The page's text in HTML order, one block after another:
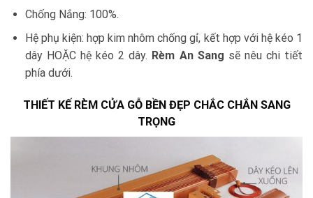
Chống Nắng: 100%.
Hệ phụ kiện: hợp kim nhôm chống gỉ, kết hợp với hệ kéo 1
dây HOẶC hệ kéo 2 dây. Rèm An Sang sẽ nêu chi tiết
phía dưới.
THIẾT KẾ RÈM CỬA GỖ BỀN ĐẸP CHẮC CHẮN SANG
TRỌNG